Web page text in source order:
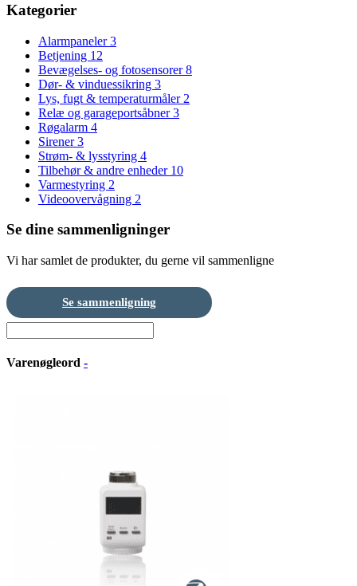
Kategorier
Alarmpaneler3
Betjening 12
Bevægelses- og fotosensorer8
Dør- & vinduessikring 3
Lys, fugt & temperaturmåler 2
Relæ og garageportsåbner3
Røgalarm 4
Sirener3
Strøm- & lysstyring 4
Tilbehør & andre enheder 10
Varmestyring 2
Videoovervågning 2
Se dine sammenligninger
Vi har samlet de produkter, du gerne vil sammenligne
Se sammenligning
Varenøgleord -